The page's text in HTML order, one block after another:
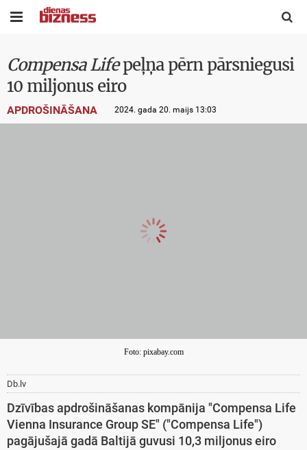
 
Compensa Lifepeļņa pērn pārsniegusi
10 miljonus eiro
APDROŠINĀŠANA 2024. gada 20. maijs 13:03
Foto: pixabay.com
Db.lv
Dzīvības apdrošināšanas kompānija "Compensa Life
Vienna Insurance Group SE" ("Compensa Life")
pagājušajā gadā Baltijā guvusi 10,3 miljonus eiro